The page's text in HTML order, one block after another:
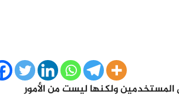
ولكنها ليست من الأمور